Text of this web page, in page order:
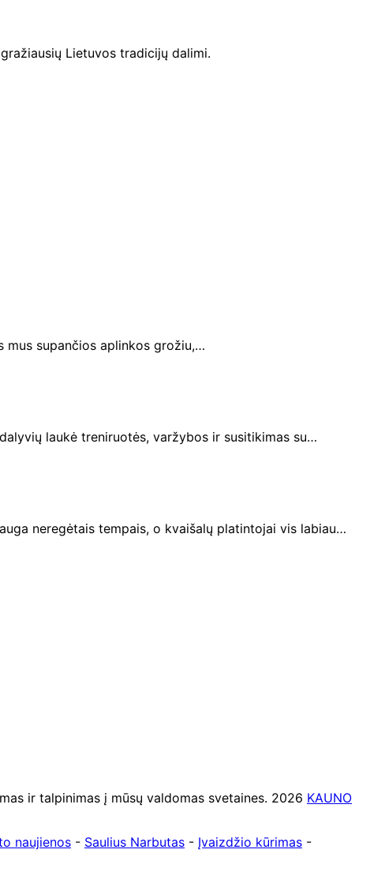
Lietuvos tradicijų dalimi.
mus supančios aplinkos grožiu,…
laukė treniruotės, varžybos ir susitikimas su…
neregėtais tempais, o kvaišalų platintojai vis labiau…
ir talpinimas į mūsų valdomas svetaines. 2026 KAUNO
naujienos - Saulius Narbutas - Įvaizdžio kūrimas -